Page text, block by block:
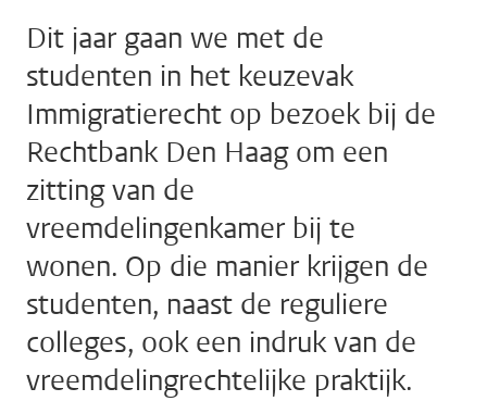
Dit jaar gaan we met de
studenten in het keuzevak
Immigratierecht op bezoek bij de
Rechtbank Den Haag om een
zitting van de
vreemdelingenkamer bij te
wonen. Op die manier krijgen de
studenten, naast de reguliere
colleges, ook een indruk van de
vreemdelingrechtelijke praktijk.